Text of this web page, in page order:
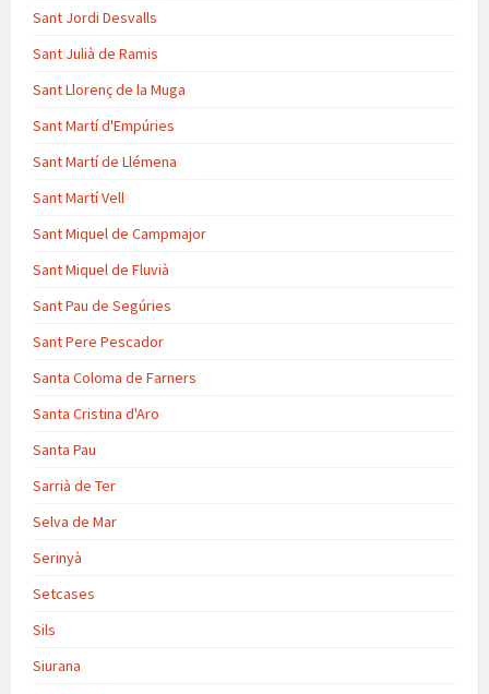
Sant Jordi Desvalls
Sant Julià de Ramis
Sant Llorenç de la Muga
Sant Martí d'Empúries
Sant Martí de Llémena
Sant Martí Vell
Sant Miquel de Campmajor
Sant Miquel de Fluvià
Sant Pau de Segúries
Sant Pere Pescador
Santa Coloma de Farners
Santa Cristina d'Aro
Santa Pau
Sarrià de Ter
Selva de Mar
Serinyà
Setcases
Sils
Siurana